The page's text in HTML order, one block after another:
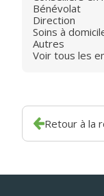
Bénévolat
Direction
Soins à
Autres
Voir tous les
Retour à la